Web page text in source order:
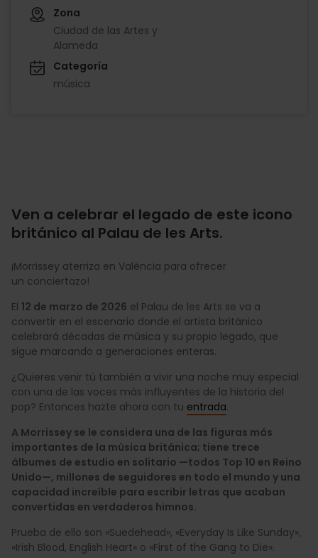
Zona
Ciudad de las Artes y
Alameda
Categoría
música
Ven a celebrar el legado de este icono
británico al Palau de les Arts.
¡Morrissey aterriza en València para ofrecer
un conciertazo!
El 12 de marzo de 2026 el Palau de les Arts se va a
convertir en el escenario donde el artista británico
celebrará décadas de música y su propio legado, que
sigue marcando a generaciones enteras.
¿Quieres venir tú también a vivir una noche muy especial
con una de las voces más influyentes de la historia del
pop? Entonces hazte ahora con tu entrada.
A Morrissey se le considera una de las figuras más
importantes de la música británica; tiene trece
álbumes de estudio en solitario —todos Top 10 en Reino
Unido—, millones de seguidores en todo el mundo y una
capacidad increíble para escribir letras que acaban
convertidas en verdaderos himnos.
Prueba de ello son «Suedehead», «Everyday Is Like Sunday»,
«Irish Blood, English Heart» o «First of the Gang to Die».